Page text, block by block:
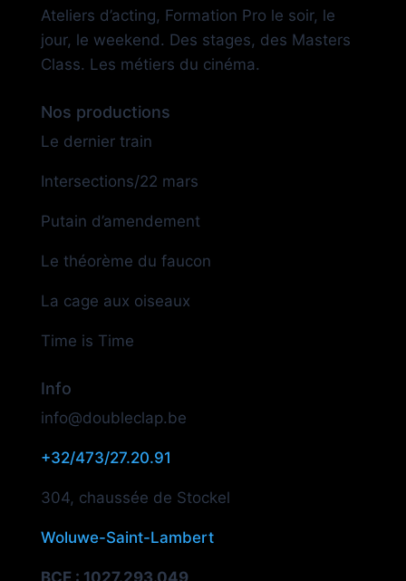
Ateliers d’acting, Formation Pro le soir, le
jour, le weekend. Des stages, des Masters
Class. Les métiers du cinéma.
Nos productions
Le dernier train
Intersections/22 mars
Putain d’amendement
Le théorème du faucon
La cage aux oiseaux
Time is Time
Info
info@doubleclap.be
+32/473/27.20.91
304, chaussée de Stockel
Woluwe-Saint-Lambert
BCE : 1027.293.049